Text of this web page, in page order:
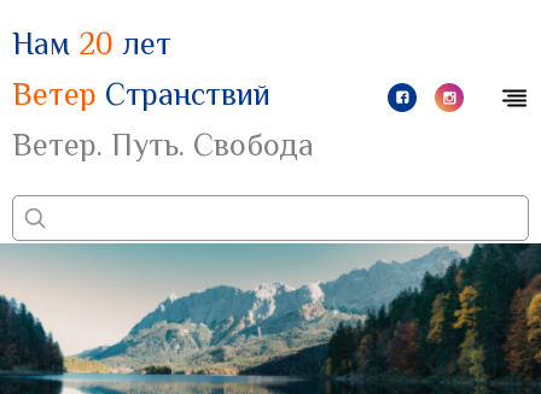
Нам 20 лет
Ветер Странствий
Ветер. Путь. Свобода